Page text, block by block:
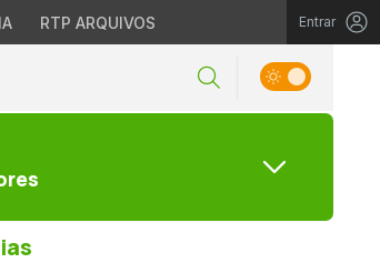
RTP ARQUIVOS Entrar